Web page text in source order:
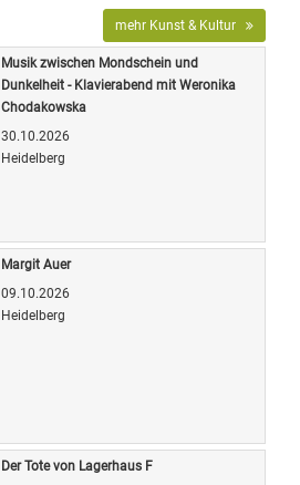
mehr Kunst & Kultur
Musik zwischen Mondschein und
Dunkelheit - Klavierabend mit Weronika
Chodakowska
30.10.2026
Heidelberg
Margit Auer
09.10.2026
Heidelberg
Der Tote von Lagerhaus F